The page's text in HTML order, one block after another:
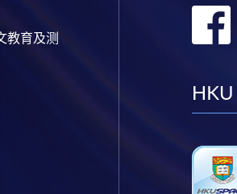
教育及测
HKU